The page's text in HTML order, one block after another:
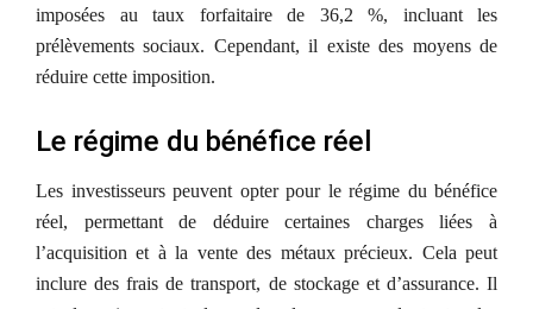
imposées au taux forfaitaire de 36,2 %, incluant les
prélèvements sociaux. Cependant, il existe des moyens de
réduire cette imposition.
Le régime du bénéfice réel
Les investisseurs peuvent opter pour le régime du bénéfice
réel, permettant de déduire certaines charges liées à
l’acquisition et à la vente des métaux précieux. Cela peut
inclure des frais de transport, de stockage et d’assurance. Il